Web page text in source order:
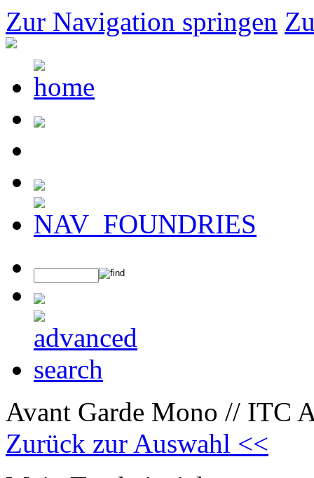
Zur Navigation springen
Avant Garde Mono // ITC
Zurück zur Auswahl <<